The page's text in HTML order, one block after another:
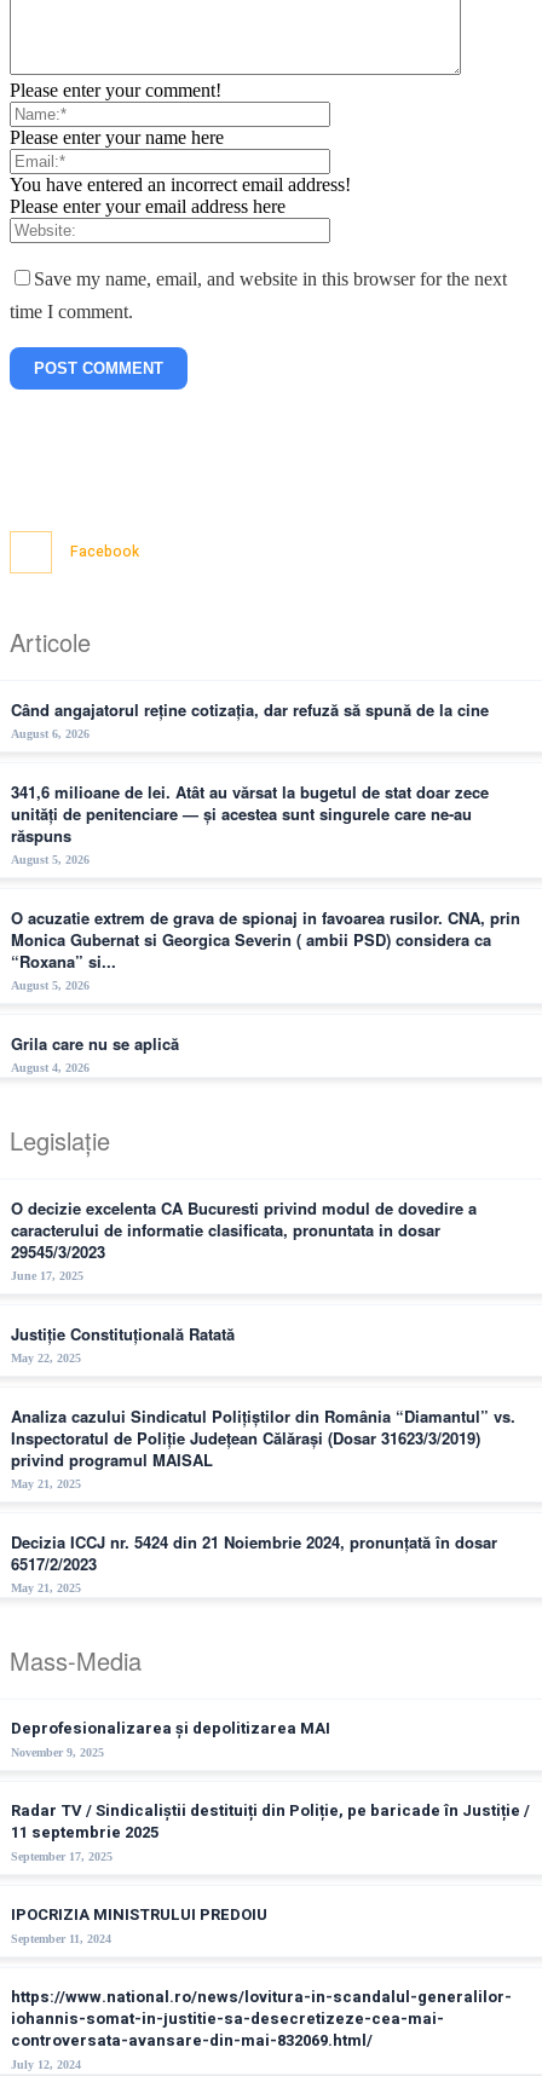
Please enter your comment!
Please enter your name here
You have entered an incorrect email address!
Please enter your email address here
Save my name, email, and website in this browser for the next
time I comment.
Facebook
Articole
Când angajatorul reține cotizația, dar refuză să spună de la cine
August 6, 2026
341,6 milioane de lei. Atât au vărsat la bugetul de stat doar zece
unități de penitenciare — și acestea sunt singurele care ne-au
răspuns
August 5, 2026
O acuzatie extrem de grava de spionaj in favoarea rusilor. CNA, prin
Monica Gubernat si Georgica Severin ( ambii PSD) considera ca
“Roxana” si...
August 5, 2026
Grila care nu se aplică
August 4, 2026
Legislație
O decizie excelenta CA Bucuresti privind modul de dovedire a
caracterului de informatie clasificata, pronuntata in dosar
29545/3/2023
June 17, 2025
Justiție Constituțională Ratată
May 22, 2025
Analiza cazului Sindicatul Polițiștilor din România “Diamantul” vs.
Inspectoratul de Poliție Județean Călărași (Dosar 31623/3/2019)
privind programul MAISAL
May 21, 2025
Decizia ICCJ nr. 5424 din 21 Noiembrie 2024, pronunțată în dosar
6517/2/2023
May 21, 2025
Mass-Media
Deprofesionalizarea și depolitizarea MAI
November 9, 2025
Radar TV / Sindicaliștii destituiți din Poliție, pe baricade în Justiție /
11 septembrie 2025
September 17, 2025
IPOCRIZIA MINISTRULUI PREDOIU
September 11, 2024
https://www.national.ro/news/lovitura-in-scandalul-generalilor-
iohannis-somat-in-justitie-sa-desecretizeze-cea-mai-
controversata-avansare-din-mai-832069.html/
July 12, 2024